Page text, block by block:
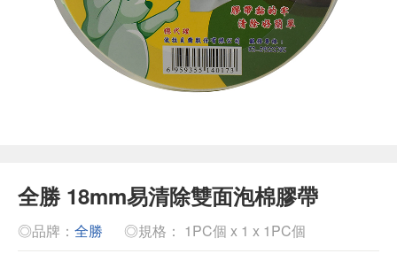
全勝 18mm易清除雙面泡棉膠帶
◎品牌： 全勝 ◎規格： 1PC個 x 1 x 1PC個